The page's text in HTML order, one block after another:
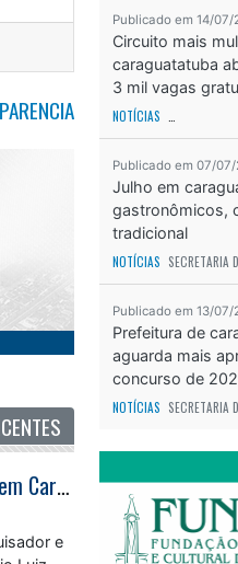
Instituto de Pesquisas Técnicas realiza levantamento das áreas de risco em Caraguatatuba
e
Publicado em 14/07/
Circuito mais
caraguatatuba
3 mil vagas
NOTÍCIAS
Publicado em 07/
Julho em
gastronômicos,
tradicional
NOTÍCIAS SECRETARIA
Publicado em 13/07/
Prefeitura de
aguarda mais
concurso de
(17)
NOTÍCIAS SECRETARIA